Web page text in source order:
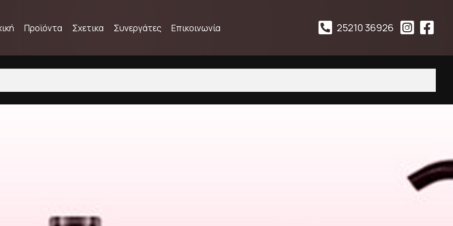
Προϊόντα Σχετικα Συνεργάτες Επικοινωνία 25210 36926